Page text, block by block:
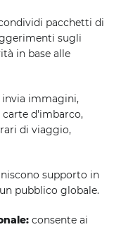
pacchetti di
sugli
in base alle
invia immagini,
d'imbarco,
di viaggio,
supporto in
pubblico globale.
consente ai